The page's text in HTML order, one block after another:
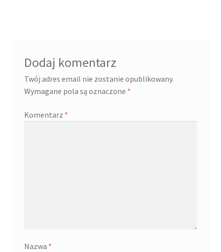
Dodaj komentarz
Twój adres email nie zostanie opublikowany.
Wymagane pola są oznaczone *
Komentarz *
Nazwa *